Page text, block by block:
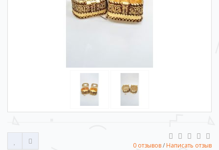
0 отзывов/ Написать отзыв